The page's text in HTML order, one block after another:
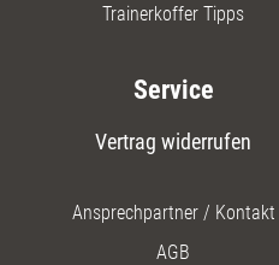
Trainerkoffer Tipps
Service
Vertrag widerrufen
Ansprechpartner / Kontakt
AGB